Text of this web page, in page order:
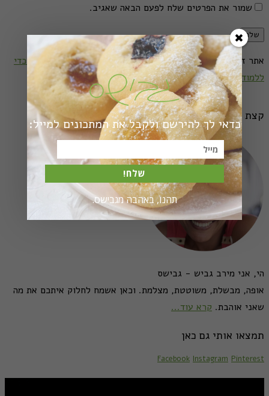
שמור את הפרטים שלח לפעם הבאה שאגיב.
אתר זה עושה שימוש באקיזמט למניעת הודעות זבל.לחצו כאן כדי
ללמוד איך נתוני התגובה שלכם מעובדים.
קצת עלי
הי, אני מירב גביש - גבישס
אופה, מבשלת, משוטטת, מצלמת. וכאן אשמח לחלוק איתכם את מה
שאני אוהבת. קרא עוד...
תמצאו אותי גם כאן
Facebook Instagram Pinterest
כדאי לך להירשם ולקבל את המתכונים למייל:
שלח!
תהנו, באהבה מגבישס.